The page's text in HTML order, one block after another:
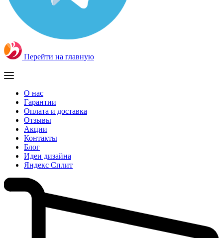
Перейти на главную
О нас
Гарантии
Оплата и доставка
Отзывы
Акции
Контакты
Блог
Идеи дизайна
Яндекс Сплит